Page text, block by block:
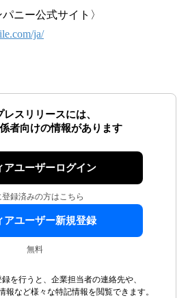
ニー公式サイト〉
ja/
レスリリースには、
者向けの情報があります
アユーザーログイン
登録済みの方はこちら
アユーザー新規登録
無料
を行うと、企業担当者の連絡先や、
報など様々な特記情報を閲覧できます。